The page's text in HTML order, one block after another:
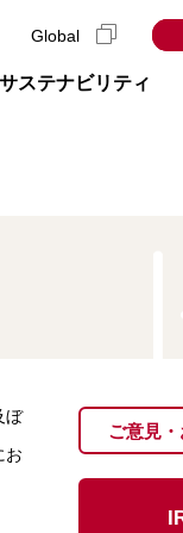
サステナビリティ
Global
ぼ
お
ご意見